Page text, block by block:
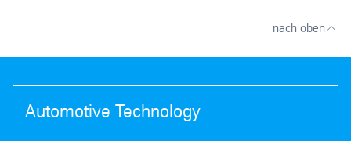
nach oben
Automotive Technology